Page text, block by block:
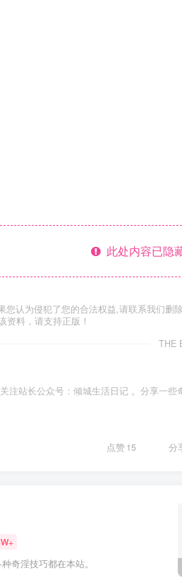
此处内容已隐
认为侵犯了您的合法权益,请联系我们
资料，请支持正版！
THE
注站长公众号：倾城生活日记 。分享一
点赞15 分
奇淫技巧都在本站。